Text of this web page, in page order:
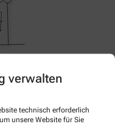
verwalten
technisch erforderlich
unsere Website für Sie
Bitte schauen Sie